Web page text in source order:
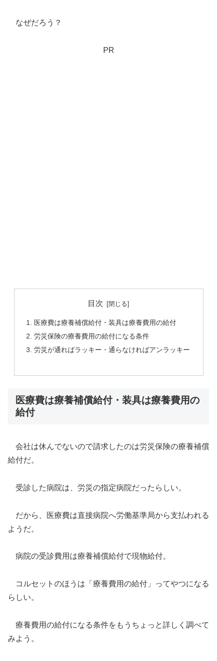
なぜだろう？
PR
目次
医療費は療養補償給付・装具は療養費用の給付
労災保険の療養費用の給付になる条件
労災が通ればラッキー・通らなければアンラッキー
医療費は療養補償給付・装具は療養費用の
給付
会社は休んでないので請求したのは労災保険の療養補償
給付だ。
受診した病院は、労災の指定病院だったらしい。
だから、医療費は直接病院へ労働基準局から支払われる
ようだ。
病院の受診費用は療養補償給付で現物給付。
コルセットのほうは「療養費用の給付」ってやつになる
らしい。
療養費用の給付になる条件をもうちょっと詳しく調べて
みよう。